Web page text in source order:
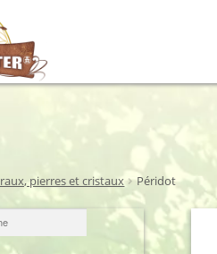
pierres et cristaux Péridot